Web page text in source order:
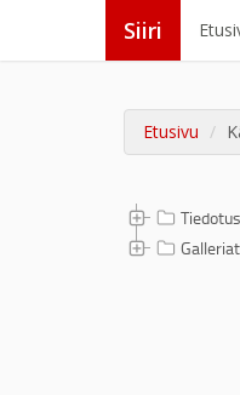
Siiri
Etusivu
Galleriat